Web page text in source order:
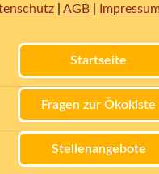
| AGB| Impressum
Startseite
Fragen zur Ökokiste
Stellenangebote